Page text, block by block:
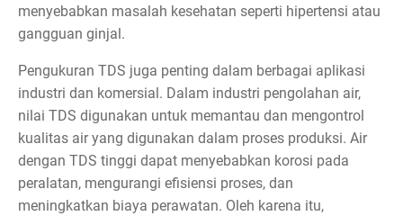
menyebabkan masalah kesehatan seperti hipertensi atau
gangguan ginjal.
Pengukuran TDS juga penting dalam berbagai aplikasi
industri dan komersial. Dalam industri pengolahan air,
nilai TDS digunakan untuk memantau dan mengontrol
kualitas air yang digunakan dalam proses produksi. Air
dengan TDS tinggi dapat menyebabkan korosi pada
peralatan, mengurangi efisiensi proses, dan
meningkatkan biaya perawatan. Oleh karena itu,